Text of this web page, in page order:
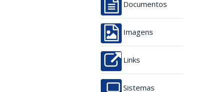
Documentos
Imagens
Links
Sistemas